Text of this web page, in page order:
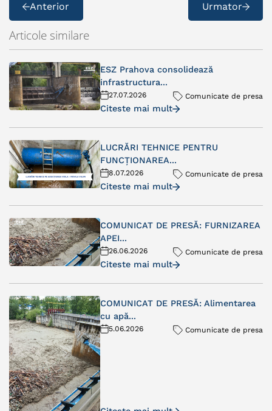
Anterior Urmator
Articole similare
ESZ Prahova consolidează
infrastructura...
27.07.2026 Comunicate de presa
Citeste mai mult
LUCRĂRI TEHNICE PENTRU
FUNCȚIONAREA...
8.07.2026 Comunicate de presa
Citeste mai mult
COMUNICAT DE PRESĂ: FURNIZAREA
APEI...
26.06.2026 Comunicate de presa
Citeste mai mult
COMUNICAT DE PRESĂ: Alimentarea
cu apă...
5.06.2026 Comunicate de presa